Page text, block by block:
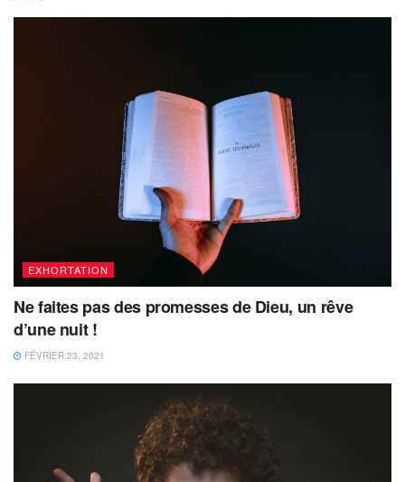
EXHORTATION
Ne faites pas des promesses de Dieu, un rêve
d’une nuit !
FÉVRIER 23, 2021